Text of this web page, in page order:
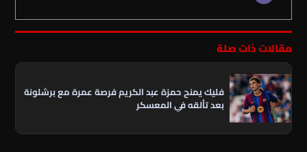
مقالات ذات صلة
فليك يمنح حمزة عبد الكريم فرصة عمرة مع برشلونة
بعد تألقه في المعسكر